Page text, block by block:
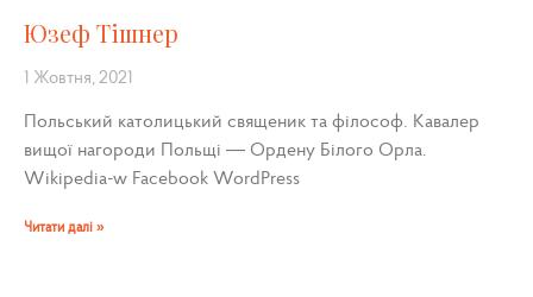
Юзеф Тішнер
1 Жовтня, 2021
Польський католицький священик та філософ. Кавалер
вищої нагороди Польщі — Ордену Білого Орла.
Wikipedia-w Facebook WordPress
Читати далі »